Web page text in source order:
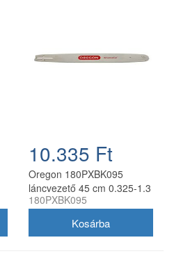
10.335 Ft
Oregon 180PXBK095
láncvezető 45 cm 0.325-1.3
mm 72 szemes Husqvarna
180PXBK095